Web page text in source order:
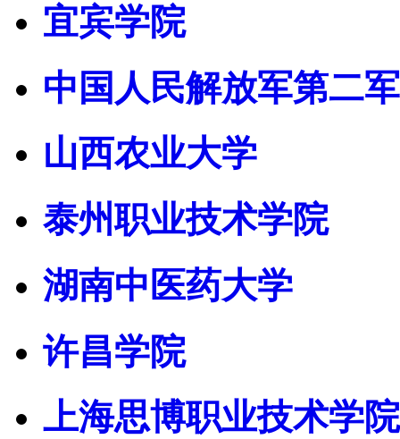
宜宾学院
中国人民解放军第二
山西农业大学
泰州职业技术学院
湖南中医药大学
许昌学院
上海思博职业技术学院